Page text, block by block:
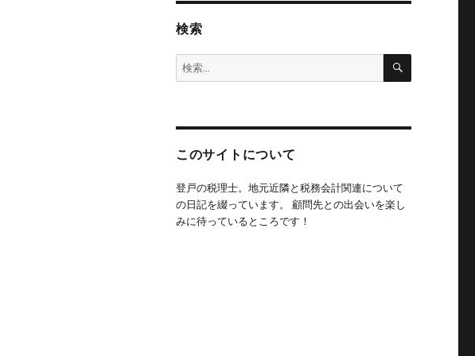
検索
検
索:
検
このサイトについて
登戸の税理士。地元近隣と税務会計関連について
の日記を綴っています。 顧問先との出会いを楽し
みに待っているところです！